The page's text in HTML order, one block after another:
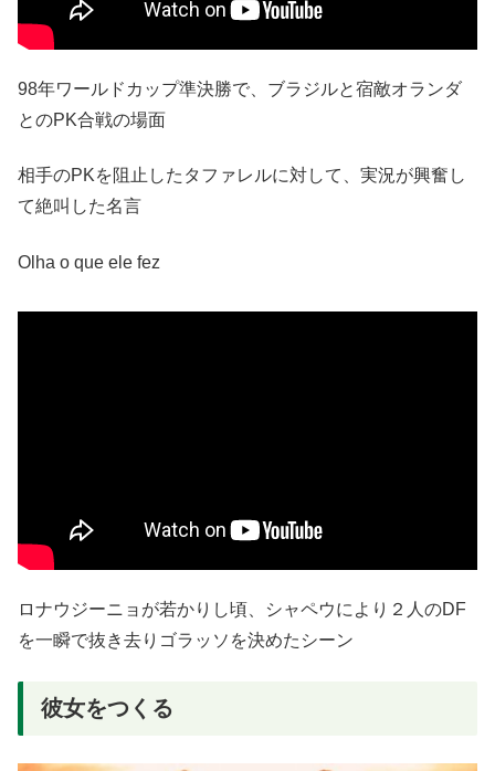
98年ワールドカップ準決勝で、ブラジルと宿敵オランダ
とのPK合戦の場面
相手のPKを阻止したタファレルに対して、実況が興奮し
て絶叫した名言
Olha o que ele fez
ロナウジーニョが若かりし頃、シャペウにより２人のDF
を一瞬で抜き去りゴラッソを決めたシーン
彼女をつくる